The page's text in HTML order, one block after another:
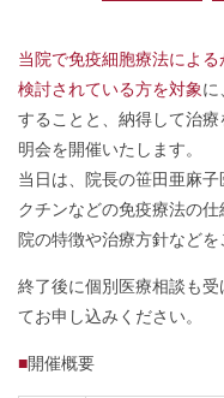
当院で免疫細胞療法によ
検討されている方を対象に
することと、納得して治
明会を開催いたします。
当日は、院長の笹田亜麻
クチンなどの免疫療法の
院の特徴や治療方針などを
終了後に個別医療相談も
てお申し込みください。
■開催概要